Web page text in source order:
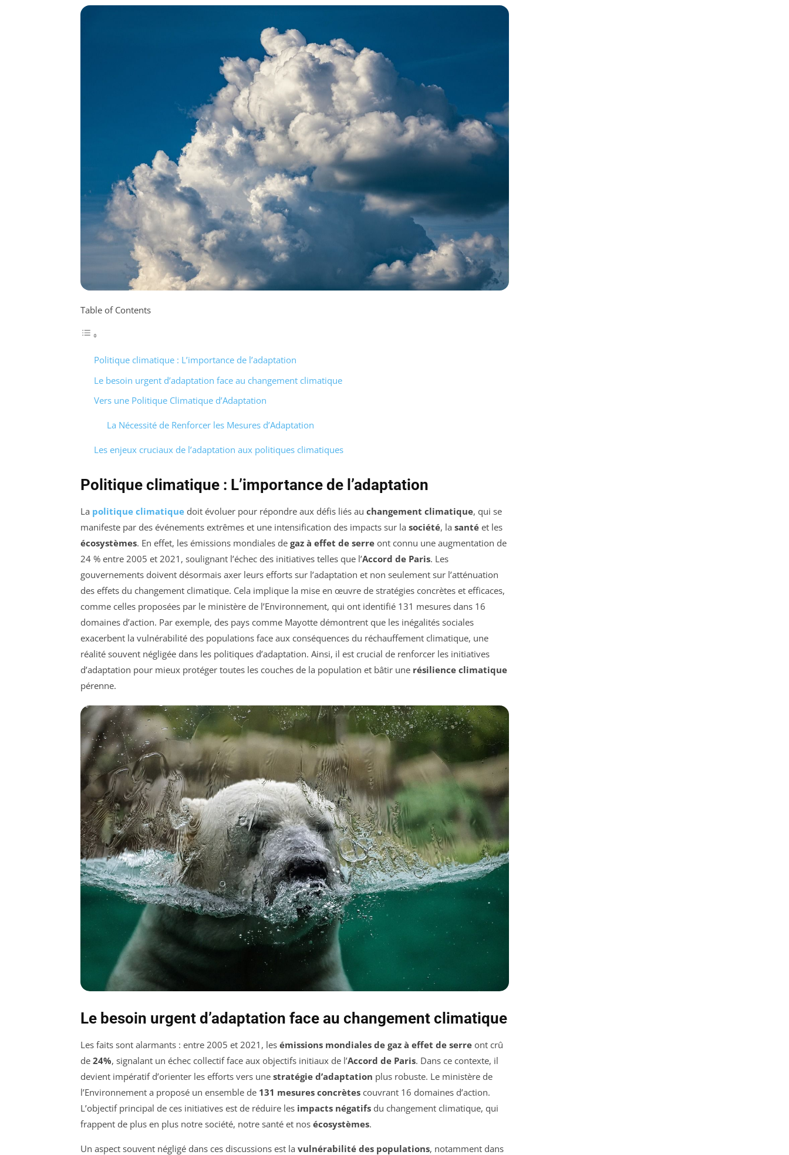
Table of Contents
Politique climatique : L’importance de l’adaptation
Le besoin urgent d’adaptation face au changement climatique
Vers une Politique Climatique d’Adaptation
La Nécessité de Renforcer les Mesures d’Adaptation
Les enjeux cruciaux de l’adaptation aux politiques climatiques
Politique climatique : L’importance de l’adaptation
La politique climatique doit évoluer pour répondre aux défis liés au changement climatique, qui se
manifeste par des événements extrêmes et une intensification des impacts sur la société, la santé et les
écosystèmes. En effet, les émissions mondiales de gaz à effet de serre ont connu une augmentation de
24 % entre 2005 et 2021, soulignant l’échec des initiatives telles que l’Accord de Paris. Les
gouvernements doivent désormais axer leurs efforts sur l’adaptation et non seulement sur l’atténuation
des effets du changement climatique. Cela implique la mise en œuvre de stratégies concrètes et efficaces,
comme celles proposées par le ministère de l’Environnement, qui ont identifié 131 mesures dans 16
domaines d’action. Par exemple, des pays comme Mayotte démontrent que les inégalités sociales
exacerbent la vulnérabilité des populations face aux conséquences du réchauffement climatique, une
réalité souvent négligée dans les politiques d’adaptation. Ainsi, il est crucial de renforcer les initiatives
d’adaptation pour mieux protéger toutes les couches de la population et bâtir une résilience climatique
pérenne.
Le besoin urgent d’adaptation face au changement climatique
Les faits sont alarmants : entre 2005 et 2021, les émissions mondiales de gaz à effet de serre ont crû
de 24%, signalant un échec collectif face aux objectifs initiaux de l’Accord de Paris. Dans ce contexte, il
devient impératif d’orienter les efforts vers une stratégie d’adaptation plus robuste. Le ministère de
l’Environnement a proposé un ensemble de 131 mesures concrètes couvrant 16 domaines d’action.
L’objectif principal de ces initiatives est de réduire les impacts négatifs du changement climatique, qui
frappent de plus en plus notre société, notre santé et nos écosystèmes.
Un aspect souvent négligé dans ces discussions est la vulnérabilité des populations, notamment dans